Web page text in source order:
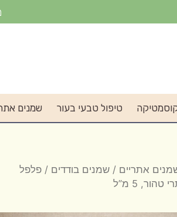
טיפול טבעי בעור שמנים
אתריים /שמנים בודדים / פלפל
5 מ”ל